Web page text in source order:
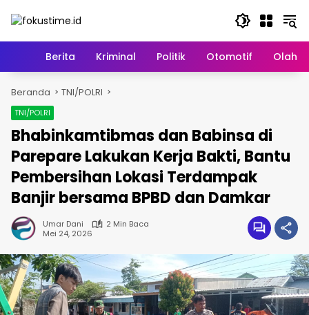
HomeBerita Kriminal Politik Otomotif
Beranda TNI/POLRI
TNI/POLRI
Bhabinkamtibmas dan Babinsa di
Parepare Lakukan Kerja Bakti, Bantu
Pembersihan Lokasi Terdampak
Banjir bersama BPBD dan Damkar
Umar Dani
2 Min Baca
Mei 24, 2026